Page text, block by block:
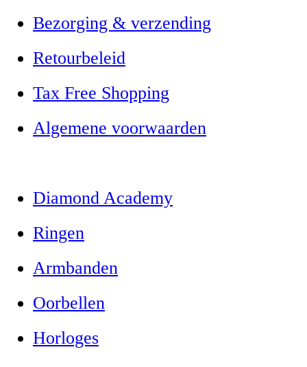
Bezorging & verzending
Retourbeleid
Tax Free Shopping
Algemene voorwaarden
Diamond Academy
Ringen
Armbanden
Oorbellen
Horloges